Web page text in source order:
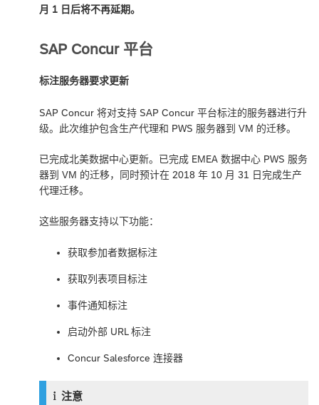
月 1 日后将不再延期。
SAP Concur 平台
标注服务器要求更新
SAP Concur 将对支持 SAP Concur 平台标注的服务器进行升
级。此次维护包含生产代理和 PWS 服务器到 VM 的迁移。
已完成北美数据中心更新。已完成 EMEA 数据中心 PWS 服务
器到 VM 的迁移，同时预计在 2018 年 10 月 31 日完成生产
代理迁移。
这些服务器支持以下功能：
获取参加者数据标注
获取列表项目标注
事件通知标注
启动外部 URL 标注
Concur Salesforce 连接器
注意